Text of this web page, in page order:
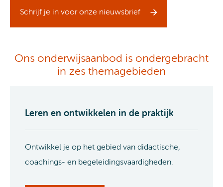
Schrijf je in voor onze nieuwsbrief
Ons onderwijsaanbod is ondergebracht
in zes themagebieden
Leren en ontwikkelen in de praktijk
Ontwikkel je op het gebied van didactische,
coachings- en begeleidingsvaardigheden.